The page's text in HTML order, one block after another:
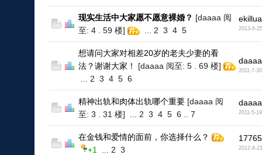
现实生活中大家愿不愿意裸婚？ [daaaa 阅
至: 4 . 59 楼]
2 3 4 5
ekillua
2013-6-25
想请问大家对相差20岁的老夫少妻的看
法？谢谢大家！
[daaaa 阅至: 5 . 69 楼]
2 3 4 5 6
daaaa
2011-7-30
精神出轨和肉体出轨哪个重要 [daaaa 阅
至: 3 . 31 楼]
2 3 4 5 6 7
daaaa
2011-5-19
在金钱和爱情的面前，你选择什么？
+1
2 3 2012-8-21